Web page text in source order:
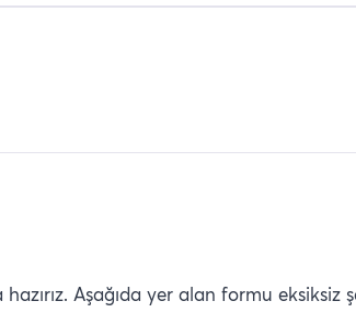
Aşağıda yer alan formu eksiksiz